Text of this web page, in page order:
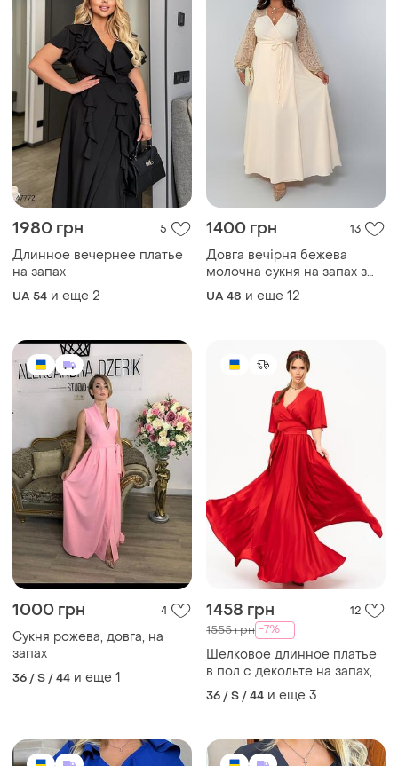
1980 грн 5
Длинное вечернее платье
на запах
UA 54 и еще 2
1400 грн 13
Довга вечірня бежева
молочна сукня на запах з
довгими гіпюровими
рукавами 05568.14
UA 48 и еще 12
1000 грн 4
Сукня рожева, довга, на
запах
36 / S / 44 и еще 1
1458 грн 12
1555 грн -7%
Шелковое длинное платье
в пол с декольте на запах,
вечернее платье, платье на
выпускной
36 / S / 44 и еще 3